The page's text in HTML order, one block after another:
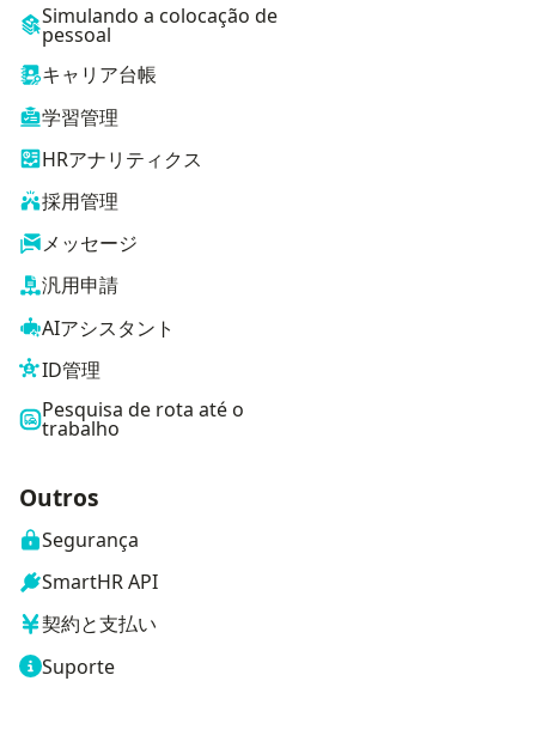
Simulando a colocação de
pessoal
キャリア台帳
学習管理
HRアナリティクス
採用管理
メッセージ
汎用申請
AIアシスタント
ID管理
Pesquisa de rota até o
trabalho
Outros
Segurança
SmartHR API
契約と支払い
Suporte